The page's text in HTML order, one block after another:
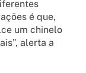
é que,
um chinelo
alerta a